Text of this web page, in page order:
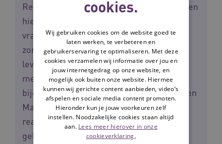
Reablement van start. Deelnemers wisselen
hierin kennis en ervaringen uit rondom
vragen als: 'Hoe zetten andere
zorgorganisaties reablement in?' en 'Wat
levert dit op voor cliënten en
medewerkers?' Tijdens de zesde
bijeenkomst in oktober gaven Paul Sukel en
Manon Schook een presentatie over
reablement binnen WZH. Dit artikel is
gebaseerd op hun verhaal.
cookies.
Wij gebruiken cookies om de website goed te
laten werken, te verbeteren en
gebruikerservaring te optimaliseren. Met deze
cookies verzamelen wij informatie over jou en
jouw internetgedrag op onze website, en
mogelijk ook buiten onze website. Hiermee
kunnen wij gerichte content aanbieden, video’s
afspelen en sociale media content promoten.
Hieronder kun je jouw voorkeuren zelf
instellen. Noodzakelijke cookies staan altijd
aan. Lees meer hierover in onze
cookieverklaring.